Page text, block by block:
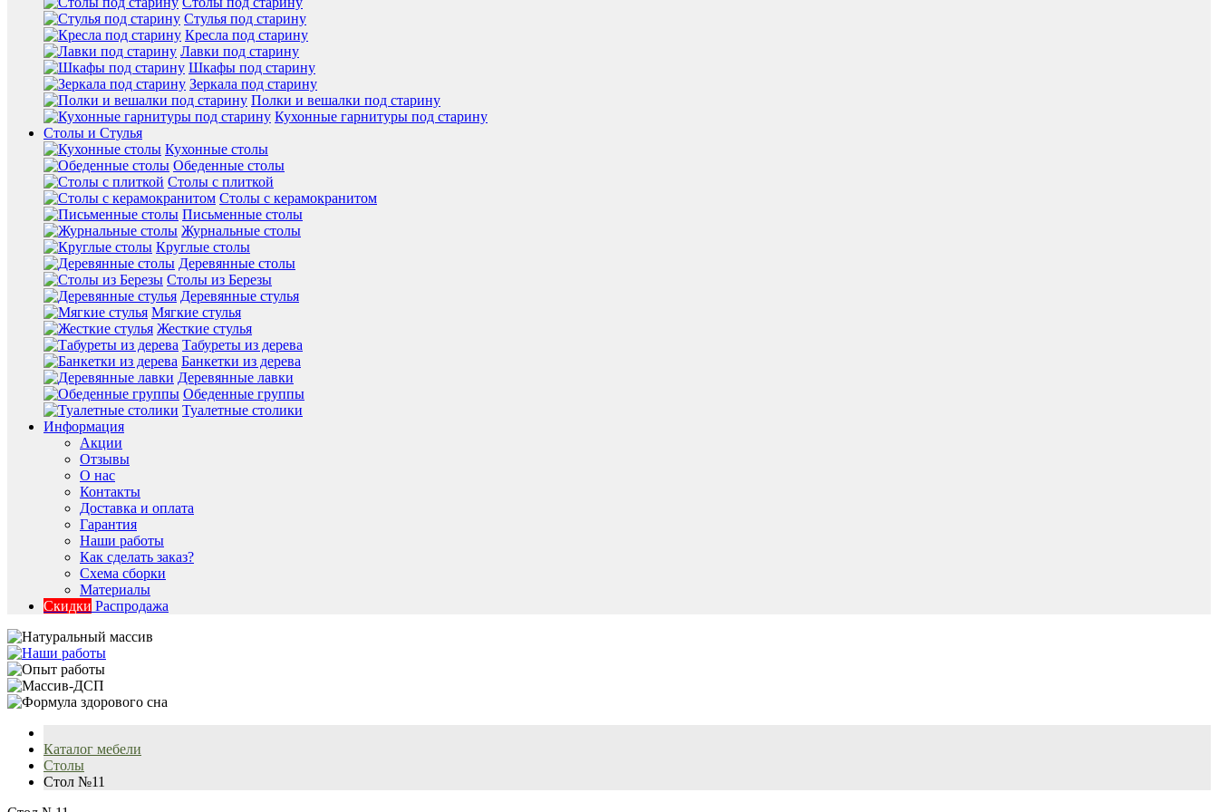
Стулья под старину
Кресла под старину
Лавки под старину
Шкафы под старину
Зеркала под старину
Полки и вешалки под старину
Кухонные гарнитуры под старину
Столы и Стулья
Кухонные столы
Обеденные столы
Столы с плиткой
Столы с керамокранитом
Письменные столы
Журнальные столы
Круглые столы
Деревянные столы
Столы из Березы
Деревянные стулья
Мягкие стулья
Жесткие стулья
Табуреты из дерева
Банкетки из дерева
Деревянные лавки
Обеденные группы
Туалетные столики
Информация
Акции
Отзывы
О нас
Контакты
Доставка и оплата
Гарантия
Наши работы
Как сделать заказ?
Схема сборки
Материалы
Скидки Распродажа
Каталог мебели
Столы
Стол №11